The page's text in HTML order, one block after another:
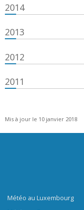
2014
2013
2012
2011
Mis à jour le 10 janvier 2018
Météo au Luxembourg